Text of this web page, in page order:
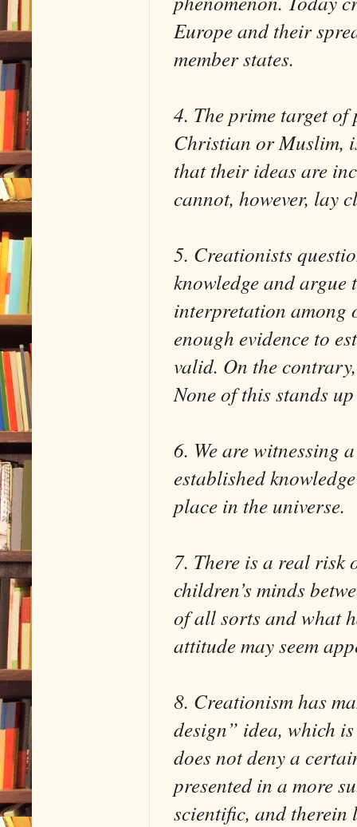
Europe and their
member states.
4. The prime target of
Christian or Muslim,
that their ideas are
cannot, however, lay
5. Creationists
knowledge and
interpretation among
enough evidence to
valid. On the
None of this stands
6. We are witnessing
established
place in the universe.
7. There is a real risk
children’s minds
of all sorts and what
attitude may seem
8. Creationism has
design” idea, which
does not deny a
presented in a more
scientific, and therein